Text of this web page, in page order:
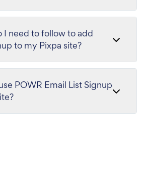
I need to follow to add
to my Pixpa site?
POWR Email List Signup